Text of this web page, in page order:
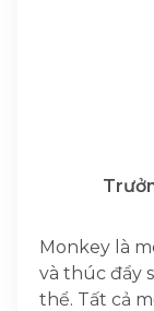
Monkey là
và thúc đẩy
thể. Tất cả